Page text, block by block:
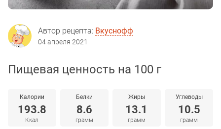
Автор рецепта: Вкуснофф
04 апреля 2021
Пищевая ценность на 100 г
Калории
193.8
Ккал
Белки
8.6
грамм
Жиры
13.1
грамм
Углеводы
10.5
грамм